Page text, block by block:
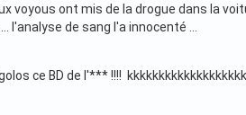
voyous ont mis de la drogue dans la
l'analyse de sang l'a innocenté ...
ce BD de l'*** !!!!